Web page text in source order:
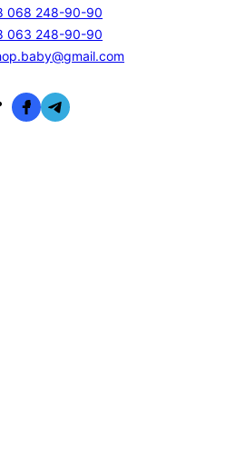
068 248-90-90
063 248-90-90